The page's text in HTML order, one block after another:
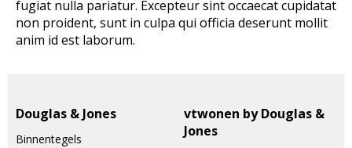
fugiat nulla pariatur. Excepteur sint occaecat cupidatat
non proident, sunt in culpa qui officia deserunt mollit
anim id est laborum.
Douglas & Jones
Binnentegels
vtwonen by Douglas &
Jones